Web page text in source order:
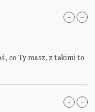
co Ty masz, z takimi to